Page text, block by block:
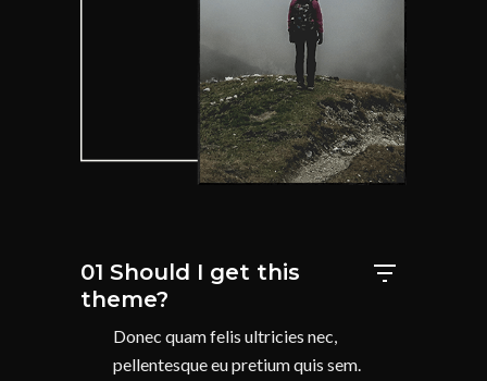
01 Should I get this
theme?
Donec quam felis ultricies nec,
pellentesque eu pretium quis sem.